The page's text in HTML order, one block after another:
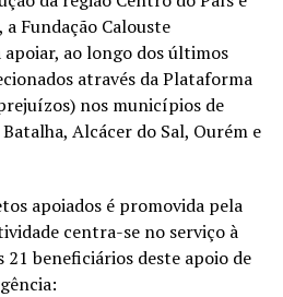
Fundação Calouste
ao longo dos últimos
através da Plataforma
nos municípios de
Alcácer do Sal, Ourém e
apoiados é promovida pela
centra-se no serviço à
21 beneficiários deste apoio de